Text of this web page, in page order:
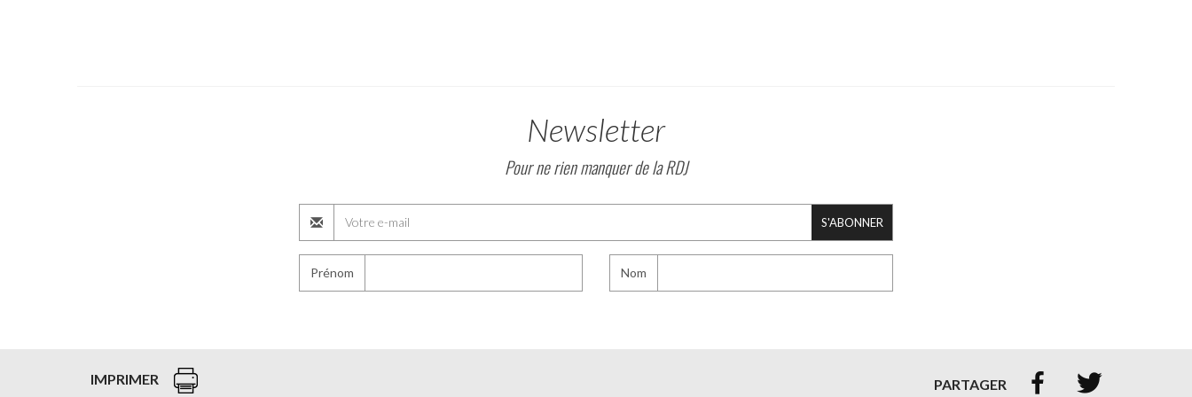
Newsletter
Pour ne rien manquer de la RDJ
S'ABONNER
Prénom Nom
IMPRIMER PARTAGER  